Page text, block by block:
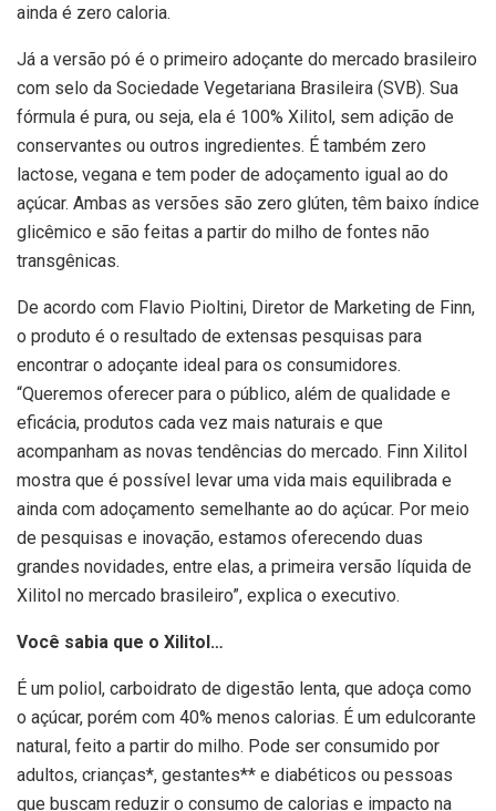
ainda é zero caloria.
Já a versão pó é o primeiro adoçante do mercado brasileiro
com selo da Sociedade Vegetariana Brasileira (SVB). Sua
fórmula é pura, ou seja, ela é 100% Xilitol, sem adição de
conservantes ou outros ingredientes. É também zero
lactose, vegana e tem poder de adoçamento igual ao do
açúcar. Ambas as versões são zero glúten, têm baixo índice
glicêmico e são feitas a partir do milho de fontes não
transgênicas.
De acordo com Flavio Pioltini, Diretor de Marketing de Finn,
o produto é o resultado de extensas pesquisas para
encontrar o adoçante ideal para os consumidores.
“Queremos oferecer para o público, além de qualidade e
eficácia, produtos cada vez mais naturais e que
acompanham as novas tendências do mercado. Finn Xilitol
mostra que é possível levar uma vida mais equilibrada e
ainda com adoçamento semelhante ao do açúcar. Por meio
de pesquisas e inovação, estamos oferecendo duas
grandes novidades, entre elas, a primeira versão líquida de
Xilitol no mercado brasileiro”, explica o executivo.
Você sabia que o Xilitol…
É um poliol, carboidrato de digestão lenta, que adoça como
o açúcar, porém com 40% menos calorias. É um edulcorante
natural, feito a partir do milho. Pode ser consumido por
adultos, crianças*, gestantes** e diabéticos ou pessoas
que buscam reduzir o consumo de calorias e impacto na